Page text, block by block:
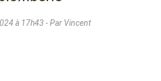
à 17h43 - Par Vincent